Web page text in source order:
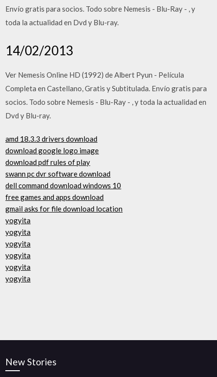
Envío gratis para socios. Todo sobre Nemesis - Blu-Ray - , y
toda la actualidad en Dvd y Blu-ray.
14/02/2013
Ver Nemesis Online HD (1992) de Albert Pyun - Película
Completa en Castellano, Gratis y Subtitulada. Envío gratis para
socios. Todo sobre Nemesis - Blu-Ray - , y toda la actualidad en
Dvd y Blu-ray.
amd 18.3.3 drivers download
download google logo image
download pdf rules of play
swann pc dvr software download
dell command download windows 10
free games and apps download
gmail asks for file download location
yogyita
yogyita
yogyita
yogyita
yogyita
yogyita
New Stories